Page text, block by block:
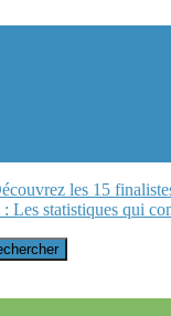
les 15
Les statistiques qui